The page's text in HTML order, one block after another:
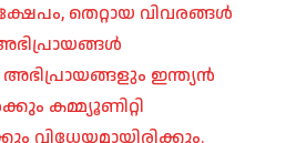
തെറ്റായ വിവരങ്ങൾ
അഭിപ്രായങ്ങളും ഇന്ത്യൻ
കമ്മ്യൂണിറ്റി